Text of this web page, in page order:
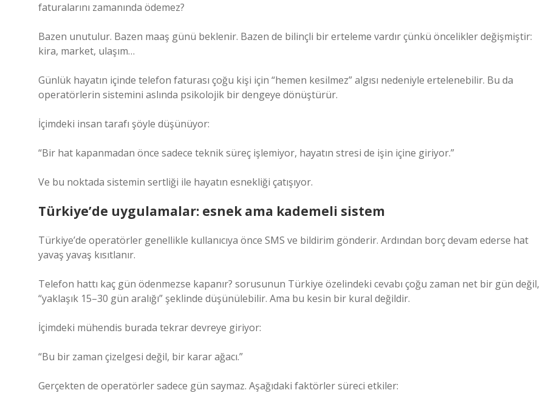
faturalarını zamanında ödemez?
Bazen unutulur. Bazen maaş günü beklenir. Bazen de bilinçli bir erteleme vardır çünkü öncelikler değişmiştir:
kira, market, ulaşım…
Günlük hayatın içinde telefon faturası çoğu kişi için “hemen kesilmez” algısı nedeniyle ertelenebilir. Bu da
operatörlerin sistemini aslında psikolojik bir dengeye dönüştürür.
İçimdeki insan tarafı şöyle düşünüyor:
“Bir hat kapanmadan önce sadece teknik süreç işlemiyor, hayatın stresi de işin içine giriyor.”
Ve bu noktada sistemin sertliği ile hayatın esnekliği çatışıyor.
Türkiye’de uygulamalar: esnek ama kademeli sistem
Türkiye’de operatörler genellikle kullanıcıya önce SMS ve bildirim gönderir. Ardından borç devam ederse hat
yavaş yavaş kısıtlanır.
Telefon hattı kaç gün ödenmezse kapanır? sorusunun Türkiye özelindeki cevabı çoğu zaman net bir gün değil,
“yaklaşık 15–30 gün aralığı” şeklinde düşünülebilir. Ama bu kesin bir kural değildir.
İçimdeki mühendis burada tekrar devreye giriyor:
“Bu bir zaman çizelgesi değil, bir karar ağacı.”
Gerçekten de operatörler sadece gün saymaz. Aşağıdaki faktörler süreci etkiler: